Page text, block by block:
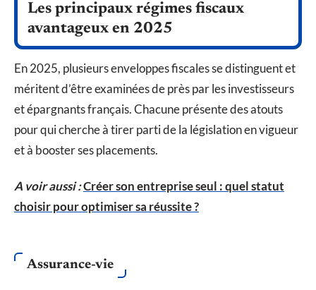
Les principaux régimes fiscaux
avantageux en 2025
En 2025, plusieurs enveloppes fiscales se distinguent et
méritent d’être examinées de près par les investisseurs
et épargnants français. Chacune présente des atouts
pour qui cherche à tirer parti de la législation en vigueur
et à booster ses placements.
A voir aussi :Créer son entreprise seul : quel statut
choisir pour optimiser sa réussite ?
Assurance-vie